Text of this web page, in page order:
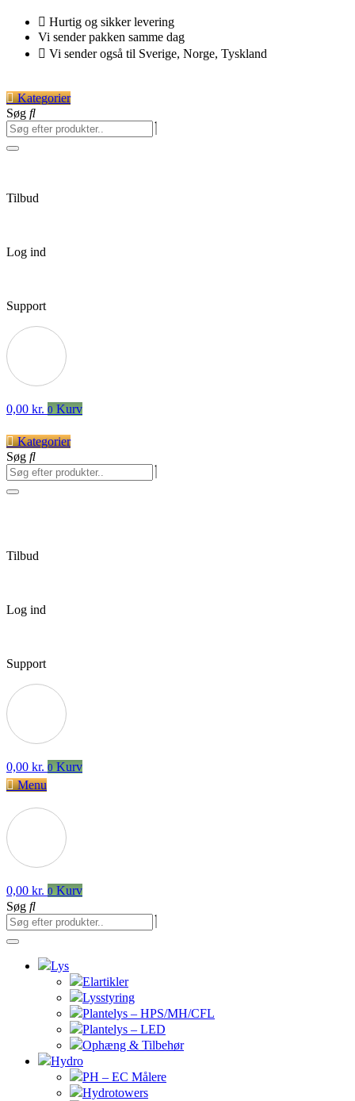
Videre
indhold
Hurtig og sikker levering
Vi sender pakken samme dag
Vi sender også til Sverige, Norge, Tyskland
Kategorier
Søg
Tilbud
Log ind
Support
0,00 kr. 0 Kurv
Kategorier
Søg
Tilbud
Log ind
Support
0,00 kr. 0 Kurv
Menu
0,00 kr. 0 Kurv
Søg
Lys
Elartikler
Lysstyring
Plantelys – HPS/MH/CFL
Plantelys – LED
Ophæng & Tilbehør
Hydro
PH – EC Målere
Hydrotowers